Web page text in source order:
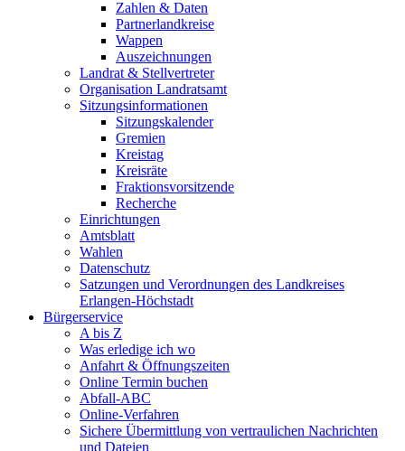
Zahlen & Daten
Partnerlandkreise
Wappen
Auszeichnungen
Landrat & Stellvertreter
Organisation Landratsamt
Sitzungsinformationen
Sitzungskalender
Gremien
Kreistag
Kreisräte
Fraktionsvorsitzende
Recherche
Einrichtungen
Amtsblatt
Wahlen
Datenschutz
Satzungen und Verordnungen des Landkreises
Erlangen-Höchstadt
Bürgerservice
A bis Z
Was erledige ich wo
Anfahrt & Öffnungszeiten
Online Termin buchen
Abfall-ABC
Online-Verfahren
Sichere Übermittlung von vertraulichen Nachrichten
und Dateien